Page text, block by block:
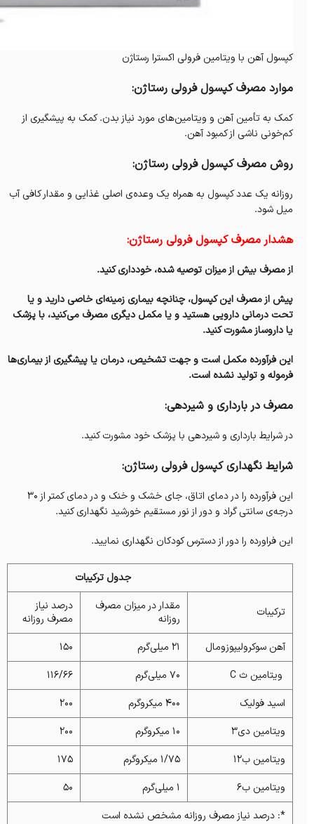
کپسول آهن با ویتامین فرولی اکسترا رستاژن
موارد مصرفکپسول فرولی رستاژن:
کمک به تأمین آهن و ویتامین‌های مورد نیاز بدن. کمک به پیشگیری از
کم‌خونی ناشی از کمبود آهن.
روش مصرفکپسول فرولی رستاژن:
روزانه یک عدد کپسول به همراه یک وعده‌ی اصلی غذایی و مقدار کافی آب
میل شود.
هشدار مصرفکپسول فرولی رستاژن:
از مصرف‌ بیش از میزان توصیه شده، خودداری کنید.
پیش از مصرف این کپسول، چنانچه بیماری زمینه‌ای خاصی دارید و یا
تحت درمانی دارویی هستید و یا مکمل دیگری مصرف‌ می‌کنید، با پزشک
یا داروساز مشورت کنید.
این فرآورده مکمل است و جهت تشخیص، درمان یا پیشگیری از بیماری‌ها
فرموله و تولید نشده است.
مصرف در بارداری و شیردهی:
در شرایط بارداری و شیردهی با پزشک خود مشورت کنید.
شرایط نگهداریکپسول فرولی رستاژن:
این فرآورده را در دمای اتاق، جای خشک و خنک و در دمای کمتر از ۳۰
درجه‌ی سانتی‌ گراد و دور از نور مستقیم خورشید نگهداری کنید.
این فراورده را دور از دسترس کودکان نگهداری نمایید.
جدول ترکیبات
ترکیبات
مقدار در میزان مصرف
روزانه
درصد نیاز
مصرف روزانه
آهن سوکرولیپوزومال
۲۱ میلی‌گرم
۱۵۰
ویتامین ث C
۷۰ میلی‌گرم
۱۱۶/۶۶
اسید فولیک
۴۰۰ میکروگرم
۲۰۰
ویتامین دی۳
۱۰ میکروگرم
۲۰۰
ویتامین ب۱۲
۱/۷۵ میکروگرم
۱۷۵
ویتامین ب۶
۱ میلی‌گرم
۵۰
*: درصد نیاز مصرف روزانه مشخص نشده است